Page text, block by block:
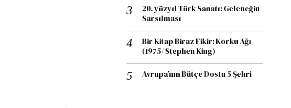
20. yüzyıl Türk Sanatı: Geleneğin
Sarsılması
Bir Kitap Biraz Fikir: Korku Ağı
(1975/ Stephen King)
Avrupa’nın Bütçe Dostu 5 Şehri